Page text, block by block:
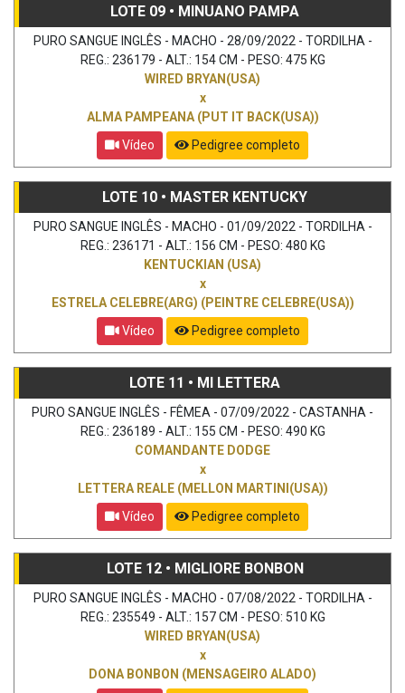
LOTE 09 • MINUANO PAMPA
PURO SANGUE INGLÊS - MACHO - 28/09/2022 - TORDILHA -
REG.: 236179 - ALT.: 154 CM - PESO: 475 KG
WIRED BRYAN(USA)
x
ALMA PAMPEANA (PUT IT BACK(USA))
Vídeo
Pedigree completo
LOTE 10 • MASTER KENTUCKY
PURO SANGUE INGLÊS - MACHO - 01/09/2022 - TORDILHA -
REG.: 236171 - ALT.: 156 CM - PESO: 480 KG
KENTUCKIAN (USA)
x
ESTRELA CELEBRE(ARG) (PEINTRE CELEBRE(USA))
Vídeo
Pedigree completo
LOTE 11 • MI LETTERA
PURO SANGUE INGLÊS - FÊMEA - 07/09/2022 - CASTANHA -
REG.: 236189 - ALT.: 155 CM - PESO: 490 KG
COMANDANTE DODGE
x
LETTERA REALE (MELLON MARTINI(USA))
Vídeo
Pedigree completo
LOTE 12 • MIGLIORE BONBON
PURO SANGUE INGLÊS - MACHO - 07/08/2022 - TORDILHA -
REG.: 235549 - ALT.: 157 CM - PESO: 510 KG
WIRED BRYAN(USA)
x
DONA BONBON (MENSAGEIRO ALADO)